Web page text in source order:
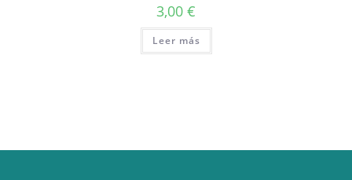
3,00 €
Leer más